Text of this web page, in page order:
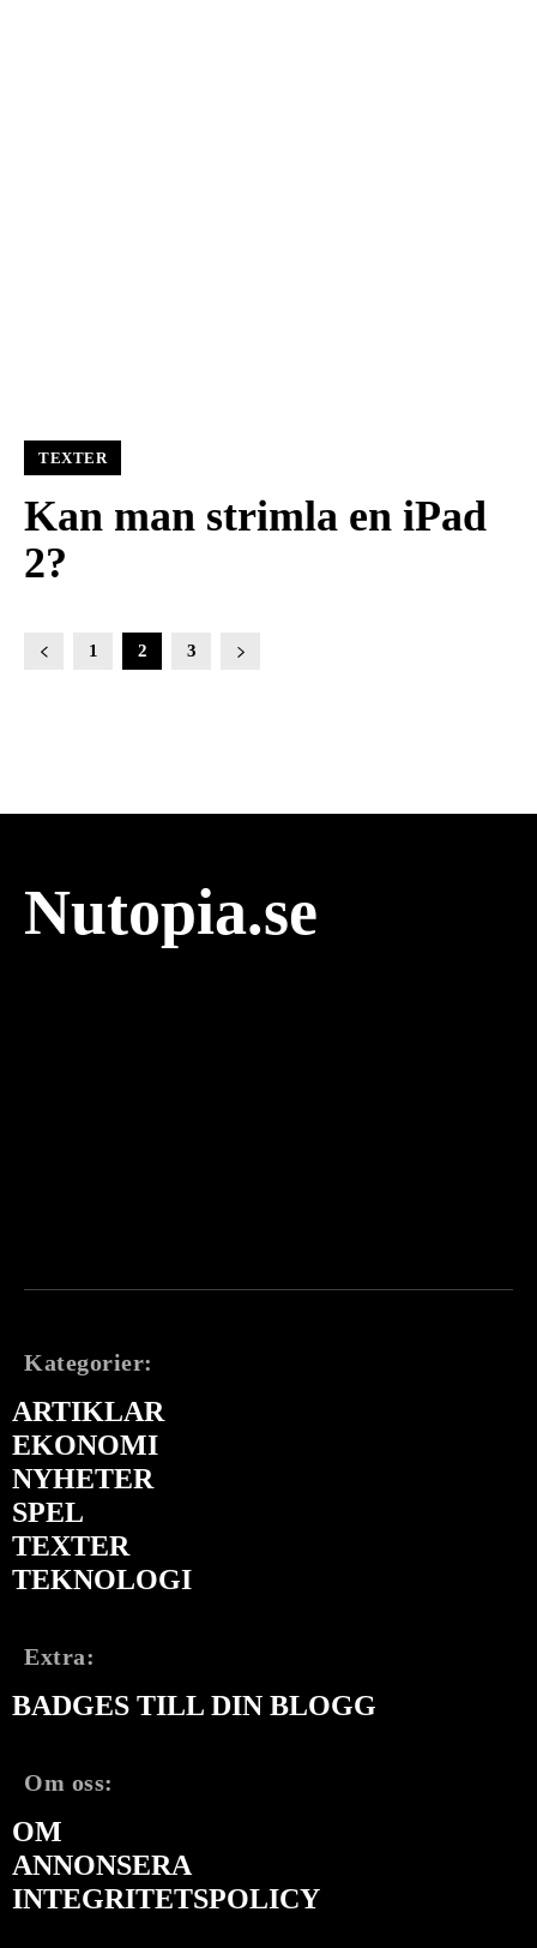
TEXTER
Kan man strimla en iPad
2?
1 2 3
Nutopia.se
Kategorier:
ARTIKLAR
EKONOMI
NYHETER
SPEL
TEXTER
TEKNOLOGI
Extra:
BADGES TILL DIN BLOGG
Om oss:
OM
ANNONSERA
INTEGRITETSPOLICY